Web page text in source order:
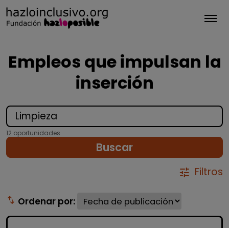
Empleos que impulsan la
inserción
12 oportunidades
Buscar
tune Filtros
swap_vert Ordenar por: